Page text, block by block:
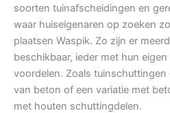
soorten tuinafscheidingen en
waar huiseigenaren op zoeken
plaatsen Waspik. Zo zijn er
beschikbaar, ieder met hun
voordelen. Zoals
van beton of een variatie met
met houten schuttingdelen.